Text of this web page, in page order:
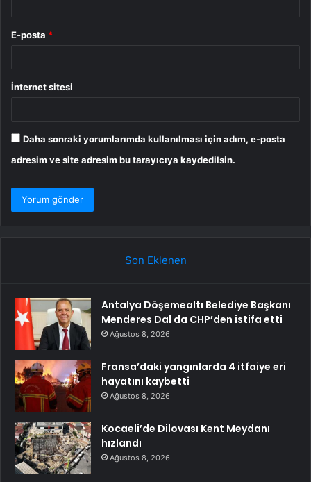
E-posta *
İnternet sitesi
Daha sonraki yorumlarımda kullanılması için adım, e-posta
adresim ve site adresim bu tarayıcıya kaydedilsin.
Son Eklenen
Antalya Döşemealtı Belediye Başkanı
Menderes Dal da CHP’den istifa etti
Ağustos 8, 2026
Fransa’daki yangınlarda 4 itfaiye eri
hayatını kaybetti
Ağustos 8, 2026
Kocaeli’de Dilovası Kent Meydanı
hızlandı
Ağustos 8, 2026